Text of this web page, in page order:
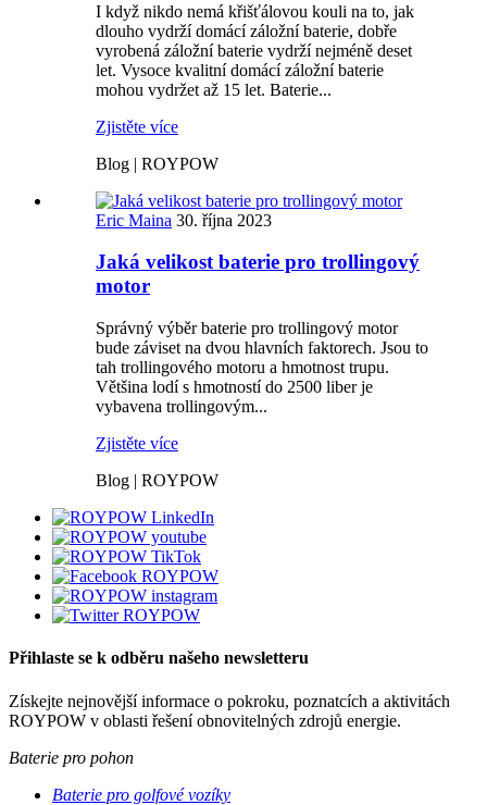
I když nikdo nemá křišťálovou kouli na to, jak
dlouho vydrží domácí záložní baterie, dobře
vyrobená záložní baterie vydrží nejméně deset
let. Vysoce kvalitní domácí záložní baterie
mohou vydržet až 15 let. Baterie...
Zjistěte více
Blog | ROYPOW
Eric Maina 30. října 2023
Jaká velikost baterie pro trollingový
motor
Správný výběr baterie pro trollingový motor
bude záviset na dvou hlavních faktorech. Jsou to
tah trollingového motoru a hmotnost trupu.
Většina lodí s hmotností do 2500 liber je
vybavena trollingovým...
Zjistěte více
Blog | ROYPOW
Přihlaste se k odběru našeho newsletteru
Získejte nejnovější informace o pokroku, poznatcích a aktivitách
ROYPOW v oblasti řešení obnovitelných zdrojů energie.
Baterie pro pohon
Baterie pro golfové vozíky